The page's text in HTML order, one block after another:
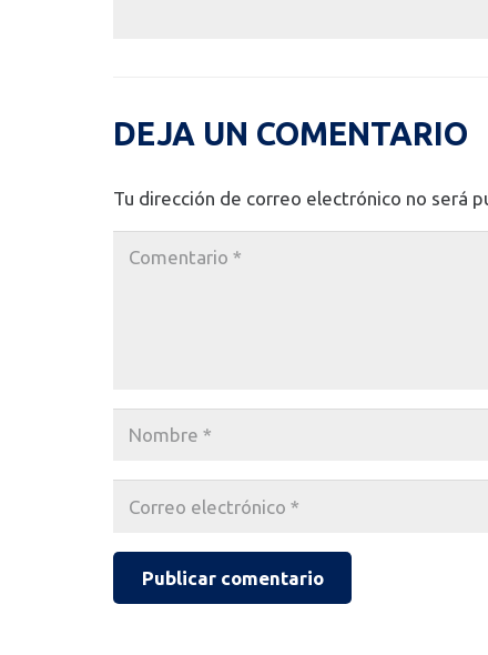
DEJA UN COMENTARIO
Tu dirección de correo electrónico no será
Publicar comentario